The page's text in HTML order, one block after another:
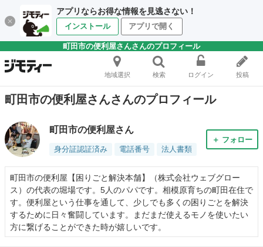
アプリならお得な情報を見逃さない！
インストール アプリで開く
町田市の便利屋さんさんのプロフィール
地域選択 検索 ログイン 投稿
町田市の便利屋さんさんのプロフィール
町田市の便利屋さん
身分証認証済み 電話番号 法人書類
＋ フォロー
町田市の便利屋【困りごと解決本舗】（株式会社ウェブグロー
ス）の代表の堀場です。5人のパパです。相模原育ちの町田在住で
す。便利屋という仕事を通して、少しでも多くの困りごとを解決
するために日々奮闘しています。まだまだ使えるモノを使いたい
方に繋げることができた時が嬉しいです。